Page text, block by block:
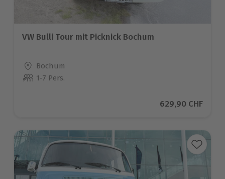
VW Bulli Tour mit Picknick Bochum
Standort
Bochum
Anzahl der Teilnehmer
1-7 Pers.
Aktueller Preis
629,90 CHF